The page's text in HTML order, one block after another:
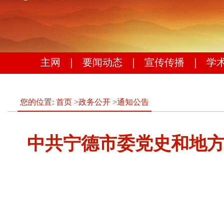
主网 要闻动态 宣传传播 学
您的位置: 首页 >政务公开 >通知公告
中共宁德市委党史和地